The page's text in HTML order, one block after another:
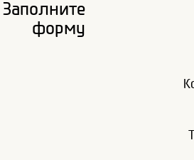
Заполните
форму